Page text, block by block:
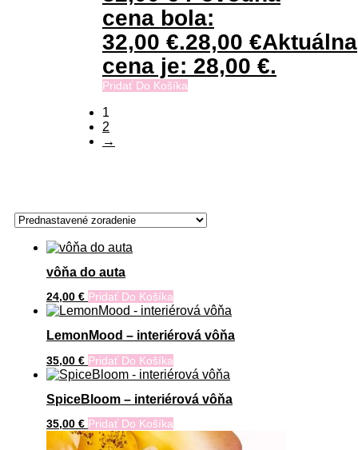
cena bola:
32,00 €.28,00 €Aktuálna
cena je: 28,00 €.
Pridať Do Košíka
1
2
→
vôňa do auta
24,00 € Pridať Do Košíka
LemonMood – interiérová vôňa
35,00 € Pridať Do Košíka
SpiceBloom – interiérová vôňa
35,00 € Pridať Do Košíka